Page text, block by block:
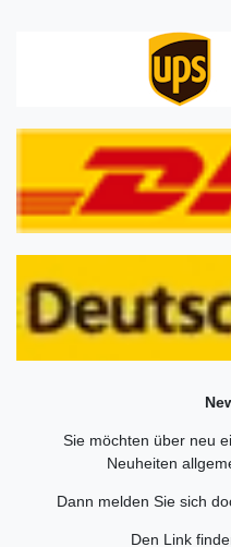
Sie möchten über neu
Neuheiten
Dann melden Sie sich
Den Link